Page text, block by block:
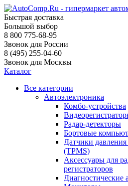
Быстрая доставка
Большой выбор
8 800 775-68-95
Звонок для России
8 (495) 255-04-60
Звонок для Москвы
Каталог
Все категории
Автоэлектроника
Комбо-устройства
Радар-детекторы
Бортовые
Датчики
(TPMS)
Аксессуары для
регистраторов
Диагностические